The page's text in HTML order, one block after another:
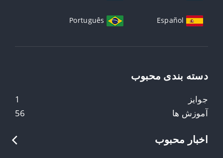
Español
Português
دسته بندی محبوب
1
جوایز
56
آموزش ها
اخبار محبوب